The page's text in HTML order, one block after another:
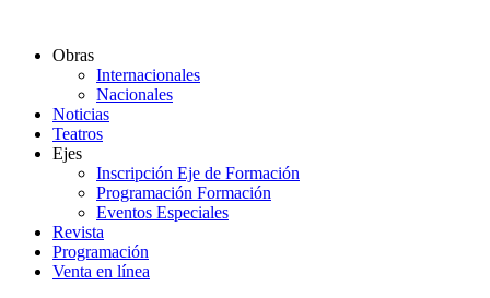
contenidoObras
Internacionales
Nacionales
Noticias
Teatros
Ejes
Inscripción Eje de Formación
Programación Formación
Eventos Especiales
Revista
Programación
Venta en línea